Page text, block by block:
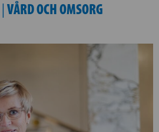
VÅRD OCH OMSORG